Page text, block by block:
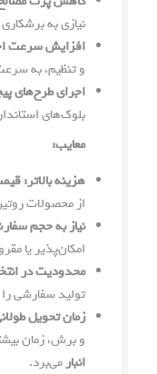
نیازی به
افزایش سرعت
و تنظیم، به
اجرای طرح‌های
بلوک‌های
معایب:
هزینه بالاتر:
از محصولات
نیاز به حجم
امکان‌پذیر یا
محدودیت در
تولید سفارشی
زمان تحویل
و برش، زمان
انبارمی‌برد.